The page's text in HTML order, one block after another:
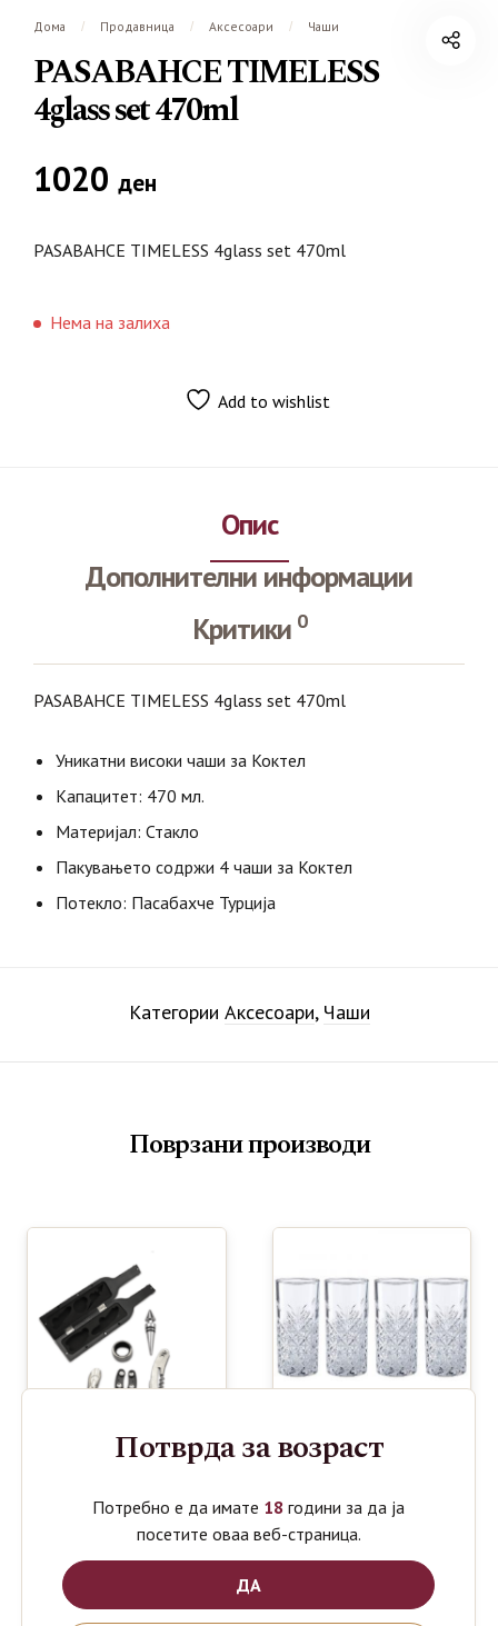
Дома / Продавница / Аксесоари / Чаши
PASABAHCE TIMELESS
4glass set 470ml
1020 ден
PASABAHCE TIMELESS 4glass set 470ml
Нема на залиха
Add to wishlist
Опис
Дополнителни информации
Критики 0
PASABAHCE TIMELESS 4glass set 470ml
Уникатни високи чаши за Коктел
Капацитет: 470 мл.
Материјал: Стакло
Пакувањето содржи 4 чаши за Коктел
Потекло: Пасабахче Турција
Категории Аксесоари, Чаши
Поврзани производи
SET 5 in 1
1000ден
PASABAHCE
TIMELESS
OUZO 4
Потврда за возраст
Потребно е да имате 18 години за да ја
посетите оваа веб-страница.
ДА